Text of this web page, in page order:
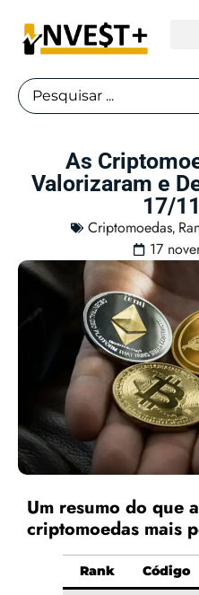
As
Valorizaram e
17/
Criptomoedas,
17
Um resumo do que
criptomoedas mais
Rank Código